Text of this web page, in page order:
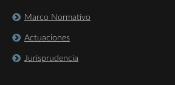
Marco Normativo
Actuaciones
Jurisprudencia